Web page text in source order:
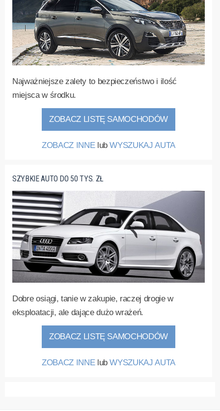
Najważniejsze zalety to bezpieczeństwo i ilość
miejsca w środku.
ZOBACZ LISTĘ SAMOCHODÓW
ZOBACZ INNElubWYSZUKAJ AUTA
SZYBKIE AUTO DO 50 TYS. ZŁ
Dobre osiągi, tanie w zakupie, raczej drogie w
eksploatacji, ale dające dużo wrażeń.
ZOBACZ LISTĘ SAMOCHODÓW
ZOBACZ INNElubWYSZUKAJ AUTA